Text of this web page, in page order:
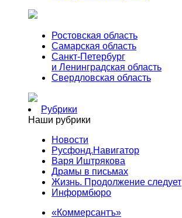
Ростовская область
Самарская область
Санкт-Петербург
и Ленинградская область
Свердловская область
Рубрики
Наши рубрики
Новости
Русфонд.Навигатор
Варя Иштрякова
Драмы в письмах
Жизнь. Продолжение следует
Информбюро
«Коммерсантъ»